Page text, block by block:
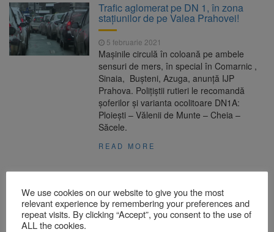
Trafic aglomerat pe DN 1, în zona
staţiunilor de pe Valea Prahovei!
5 februarie 2021
Maşinile circulă în coloană pe ambele
sensuri de mers, în special în Comarnic ,
Sinaia, Buşteni, Azuga, anunţă IJP
Prahova. Poliţiştii rutieri le recomandă
şoferilor şi varianta ocolitoare DN1A:
Ploieşti – Vălenii de Munte – Cheia –
Săcele.
READ MORE
We use cookies on our website to give you the most
relevant experience by remembering your preferences and
repeat visits. By clicking “Accept”, you consent to the use of
ALL the cookies.